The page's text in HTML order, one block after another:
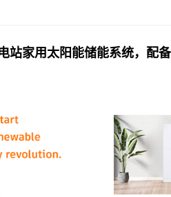
站家用太阳能储能系统，配